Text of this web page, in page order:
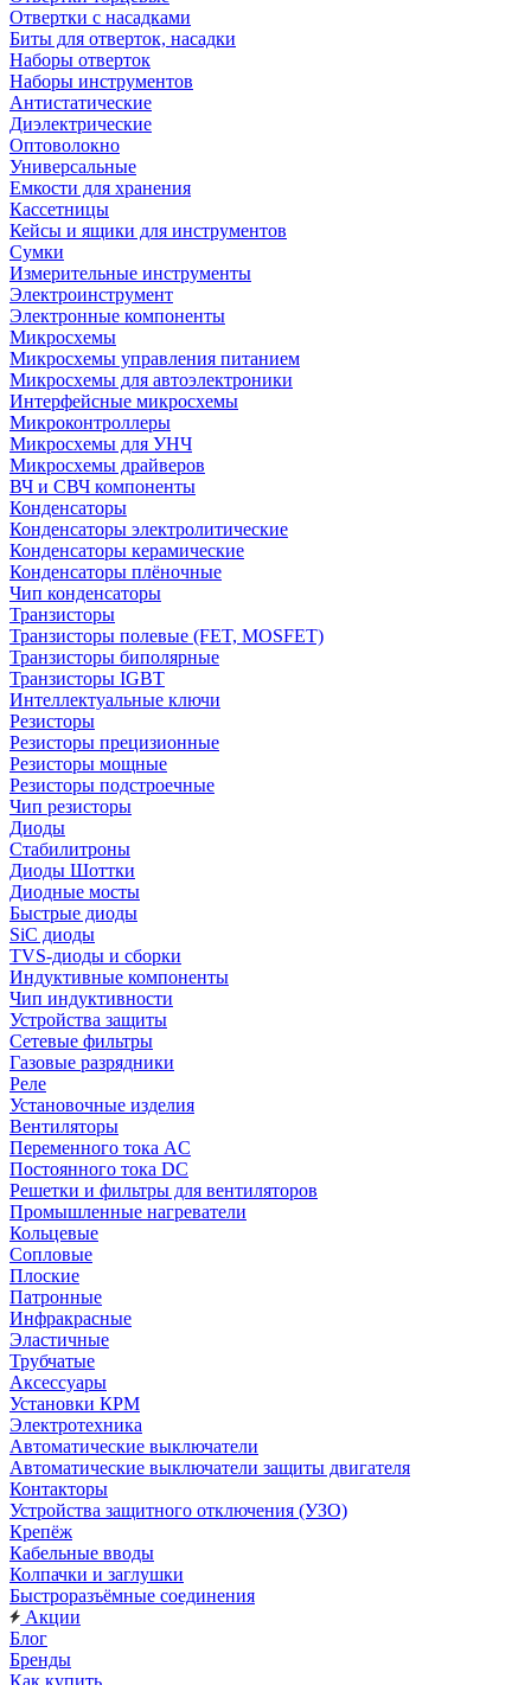
Отвертки с насадками
Биты для отверток, насадки
Наборы отверток
Наборы инструментов
Антистатические
Диэлектрические
Оптоволокно
Универсальные
Емкости для хранения
Кассетницы
Кейсы и ящики для инструментов
Сумки
Измерительные инструменты
Электроинструмент
Электронные компоненты
Микросхемы
Микросхемы управления питанием
Микросхемы для автоэлектроники
Интерфейсные микросхемы
Микроконтроллеры
Микросхемы для УНЧ
Микросхемы драйверов
ВЧ и СВЧ компоненты
Конденсаторы
Конденсаторы электролитические
Конденсаторы керамические
Конденсаторы плёночные
Чип конденсаторы
Транзисторы
Транзисторы полевые (FET, MOSFET)
Транзисторы биполярные
Транзисторы IGBT
Интеллектуальные ключи
Резисторы
Резисторы прецизионные
Резисторы мощные
Резисторы подстроечные
Чип резисторы
Диоды
Стабилитроны
Диоды Шоттки
Диодные мосты
Быстрые диоды
SiC диоды
TVS-диоды и сборки
Индуктивные компоненты
Чип индуктивности
Устройства защиты
Сетевые фильтры
Газовые разрядники
Реле
Установочные изделия
Вентиляторы
Переменного тока AC
Постоянного тока DC
Решетки и фильтры для вентиляторов
Промышленные нагреватели
Кольцевые
Сопловые
Плоские
Патронные
Инфракрасные
Эластичные
Трубчатые
Аксессуары
Установки КРМ
Электротехника
Автоматические выключатели
Автоматические выключатели защиты двигателя
Контакторы
Устройства защитного отключения (УЗО)
Крепёж
Кабельные вводы
Колпачки и заглушки
Быстроразъёмные соединения
Акции
Блог
Бренды
Как купить